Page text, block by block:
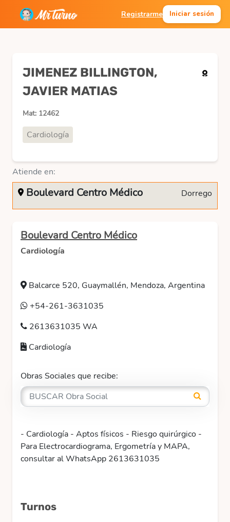
Registrarme Iniciar sesión
JIMENEZ BILLINGTON,
JAVIER MATIAS
Mat: 12462
Cardiología
Atiende en:
Boulevard Centro Médico Dorrego
Boulevard Centro Médico
Cardiología
Balcarce 520, Guaymallén, Mendoza, Argentina
+54-261-3631035
2613631035 WA
Cardiología
Obras Sociales que recibe:
- Cardiología - Aptos físicos - Riesgo quirúrgico -
Para Electrocardiograma, Ergometría y MAPA,
consultar al WhatsApp 2613631035
Turnos